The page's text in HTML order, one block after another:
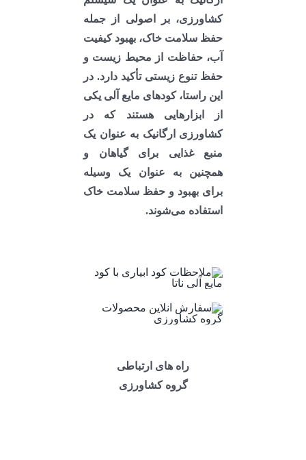
کشاورزی، بر اصولی از جمله
حفظ سلامت خاک، بهبود کیفیت
آب، حفاظت از محیط زیست و
حفظ تنوع زیستی تأکید دارد. در
این راستا، کودهای مایع آلی یکی
از ابزارهایی هستند که در
کشاورزی ارگانیک به عنوان یک
منبع غذایی برای گیاهان و
همچنین به عنوان یک وسیله
برای بهبود و حفظ سلامت خاک
استفاده می‌شوند.
راه های ارتباطی
گروه کشاورزی